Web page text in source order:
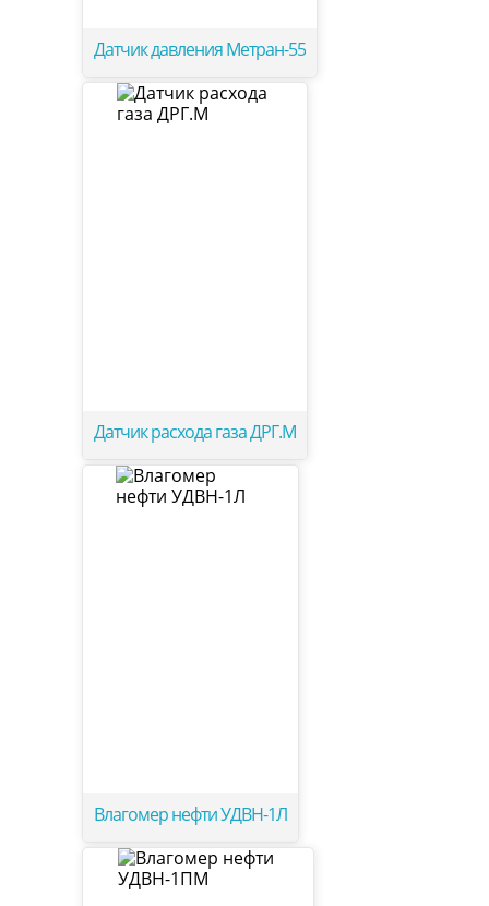
Датчик давления Метран-55
Датчик расхода газа ДРГ.М
Влагомер нефти УДВН-1Л